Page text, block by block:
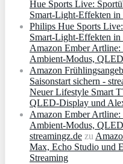
Hue Sports Live:
Smart‑Light‑Effekten
Philips Hue Sports
Smart‑Light‑Effekten
Amazon Ember
Ambient‑Modus,
Amazon
Saisonstart sichern -
Neuer Lifestyle Smart
QLED‑Display und
Amazon Ember
Ambient‑Modus,
streamingz.de zu
Max, Echo Studio und
Streaming